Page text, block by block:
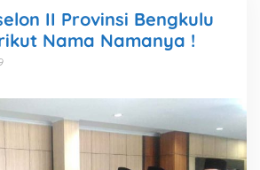
P
e
j
a
t
s
II Provinsi Bengkulu
Nama Namanya !